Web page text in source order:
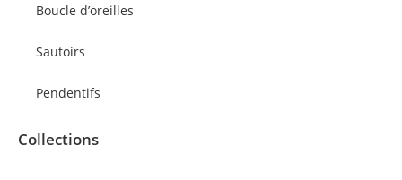
Boucle d’oreilles
Sautoirs
Pendentifs
Collections